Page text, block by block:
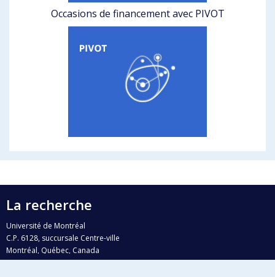
Occasions de financement avec PIVOT
La recherche
Université de Montréal
C.P. 6128, succursale Centre-ville
Montréal, Québec, Canada
H3C 3J7